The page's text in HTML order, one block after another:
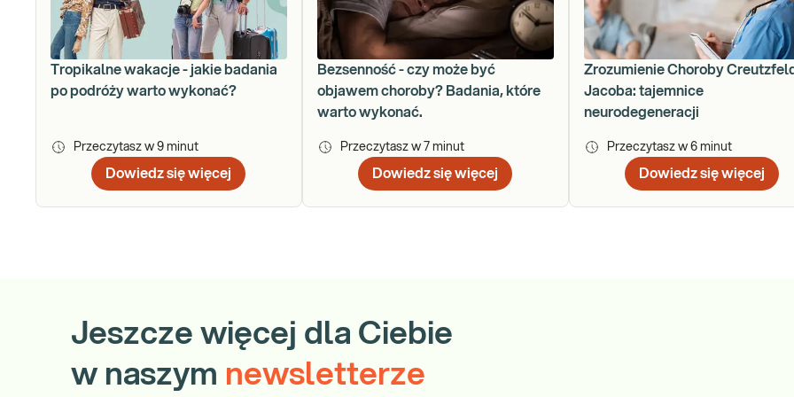
Tropikalne wakacje - jakie badania
po podróży warto wykonać?
Przeczytasz w 9 minut
Dowiedz się więcej
Bezsenność - czy może być
objawem choroby? Badania, które
warto wykonać.
Przeczytasz w 7 minut
Dowiedz się więcej
Zrozumienie Choroby
Jacoba: tajemnice
neurodegeneracji
Przeczytasz w 6 minut
Dowiedz się więcej
Jeszcze więcej dla Ciebie
w naszym newsletterze